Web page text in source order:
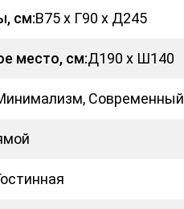
см:В75 x Г90 x Д245
место, см:Д190 x Ш140